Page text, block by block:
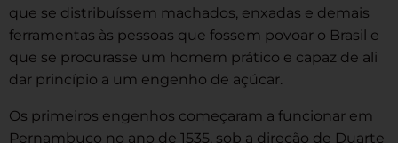
que se distribuíssem machados, enxadas e demais
ferramentas às pessoas que fossem povoar o Brasil e
que se procurasse um homem prático e capaz de ali
dar princípio a um engenho de açúcar.
Os primeiros engenhos começaram a funcionar em
Pernambuco no ano de 1535, sob a direção de Duarte